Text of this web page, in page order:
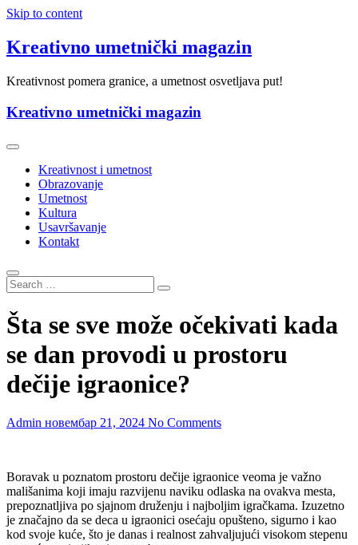
Skip to content
Kreativno umetnički magazin
Kreativnost pomera granice, a umetnost osvetljava put!
Kreativno umetnički magazin
Kreativnost i umetnost
Obrazovanje
Umetnost
Kultura
Usavršavanje
Kontakt
Šta se sve može očekivati kada
se dan provodi u prostoru
dečije igraonice?
Admin новембар 21, 2024 No Comments
Boravak u poznatom prostoru dečije igraonice veoma je važno
mališanima koji imaju razvijenu naviku odlaska na ovakva mesta,
prepoznatljiva po sjajnom druženju i najboljim igračkama. Izuzetno
je značajno da se deca u igraonici osećaju opušteno, sigurno i kao
kod svoje kuće, što je danas i realnost zahvaljujući visokom stepenu